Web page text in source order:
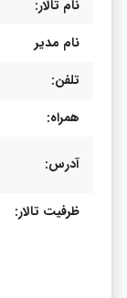
نام تالار:
نام مدیر
تلفن:
همراه:
آدرس:
ظرفیت تالار: